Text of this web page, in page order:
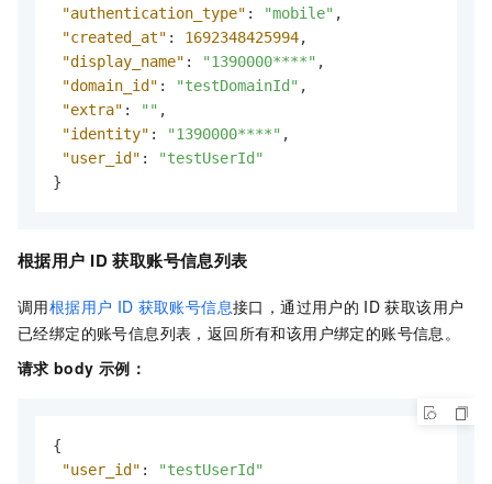
"authentication_type" : "mobile" ,
"created_at" : 1692348425994,
"display_name" : "1390000****" ,
"domain_id" : "testDomainId" ,
"extra" : "" ,
"identity" : "1390000****" ,
"user_id" :
"testUserId"
}
根据用户 ID 获取账号信息列表
调用根据用户 ID 获取账号信息接口，通过用户的 ID 获取该用户
已经绑定的账号信息列表，返回所有和该用户绑定的账号信息。
请求 body 示例：
{
"user_id" :
"testUserId"